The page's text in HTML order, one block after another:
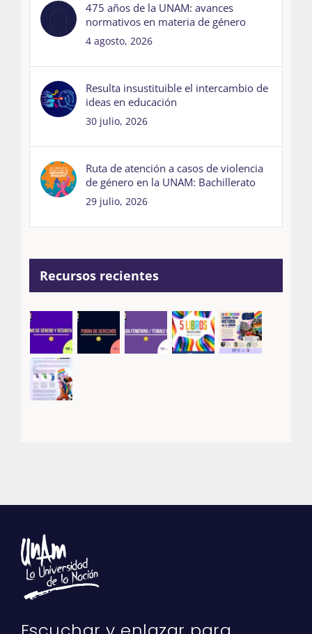
475 años de la UNAM: avances
normativos en materia de género
4 agosto, 2026
Resulta insustituible el intercambio de
ideas en educación
30 julio, 2026
Ruta de atención a casos de violencia
de género en la UNAM: Bachillerato
29 julio, 2026
Recursos recientes